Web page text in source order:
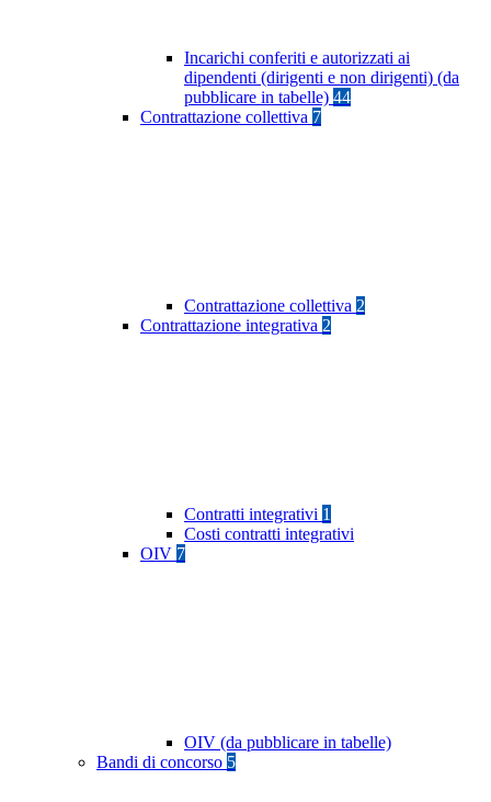
Incarichi conferiti e autorizzati ai
dipendenti (dirigenti e non dirigenti) (da
pubblicare in tabelle) 44
Contrattazione collettiva 7
Contrattazione collettiva 2
Contrattazione integrativa 2
Contratti integrativi 1
Costi contratti integrativi
OIV 7
OIV (da pubblicare in tabelle)
Bandi di concorso 5